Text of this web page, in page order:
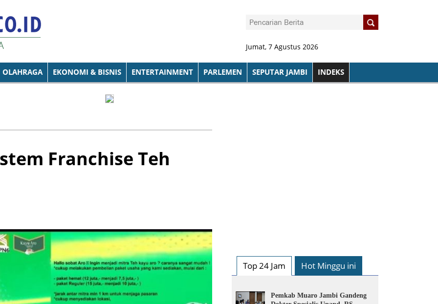
Jumat, 7 Agustus 2026
OLAHRAGA EKONOMI & BISNIS ENTERTAINMENT PARLEMEN SEPUTAR JAMBI INDEKS
Franchise Teh
Top 24 Jam Hot Minggu ini
Pemkab Muaro Jambi Gandeng